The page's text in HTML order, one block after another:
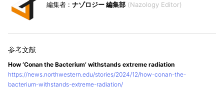
ナゾロジー 編集部 Nazology Editor
How ‘Conan the Bacterium’ withstands extreme radiation
https://news.northwestern.edu/stories/2024/12/how-conan-the-
bacterium-withstands-extreme-radiation/